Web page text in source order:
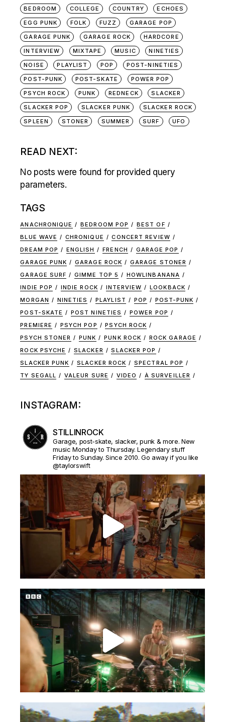
BEDROOM COLLEGE COUNTRY
ECHOES
EGG PUNK
FOLK FUZZ
GARAGE POP
GARAGE PUNK
GARAGE ROCK
HARDCORE
INTERVIEW
MIXTAPE MUSIC
NINETIES
NOISE
PLAYLIST POP
POST-NINETIES
POST-PUNK
POST-SKATE
POWER POP
PSYCH ROCK
PUNK REDNECK
SLACKER
SLACKER POP
SLACKER PUNK
SLACKER ROCK
SPLEEN
STONER SUMMER SURF UFO
READ NEXT:
No posts were found for provided query
parameters.
TAGS
ANACHRONIQUE BEDROOM POP
BEST OF
BLUE WAVE
CHRONIQUE
CONCERT REVIEW
DREAM POP
ENGLISH FRENCH
GARAGE POP
GARAGE PUNK
GARAGE ROCK
GARAGE STONER
GARAGE SURF
GIMME TOP 5
HOWLINBANANA
INDIE POP
INDIE ROCK INTERVIEW
LOOKBACK
MORGAN
NINETIES PLAYLIST POP
POST-PUNK
POST-SKATE
POST NINETIES
POWER POP
PREMIERE
PSYCH POP
PSYCH ROCK
PSYCH STONER
PUNK PUNK ROCK
ROCK GARAGE
ROCK PSYCHE
SLACKER
SLACKER POP
SLACKER PUNK
SLACKER ROCK
SPECTRAL POP
TY SEGALL
VALEUR SURE VIDEO À SURVEILLER
INSTAGRAM:
STILLINROCK
Garage, post-skate, slacker, punk & more. New
music Monday to Thursday. Legendary stuff
Friday to Sunday. Since 2010. Go away if you like
@taylorswift